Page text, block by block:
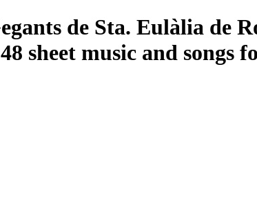
de Sta. Eulàlia de
sheet music and songs